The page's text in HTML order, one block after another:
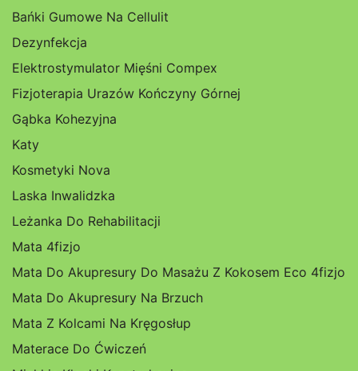
Bańki Gumowe Na Cellulit
Dezynfekcja
Elektrostymulator Mięśni Compex
Fizjoterapia Urazów Kończyny Górnej
Gąbka Kohezyjna
Katy
Kosmetyki Nova
Laska Inwalidzka
Leżanka Do Rehabilitacji
Mata 4fizjo
Mata Do Akupresury Do Masażu Z Kokosem Eco 4fizjo
Mata Do Akupresury Na Brzuch
Mata Z Kolcami Na Kręgosłup
Materace Do Ćwiczeń